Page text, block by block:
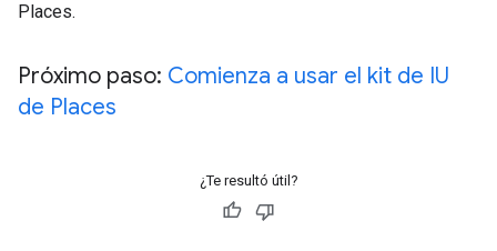
Places.
Próximo paso: Comienza a usar el kit de IU
de Places
¿Te resultó útil?